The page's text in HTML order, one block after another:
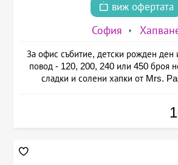
виж офертата
София
За офис събитие, детски рожден ден
повод - 120, 200, 240 или 450 броя
сладки и солени хапки от Mrs.